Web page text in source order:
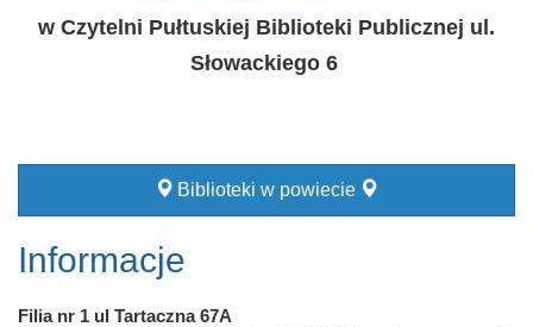
w Czytelni Pułtuskiej Biblioteki Publicznej ul.
Słowackiego 6
Biblioteki w powiecie
Informacje
Filia nr 1 ul Tartaczna 67A